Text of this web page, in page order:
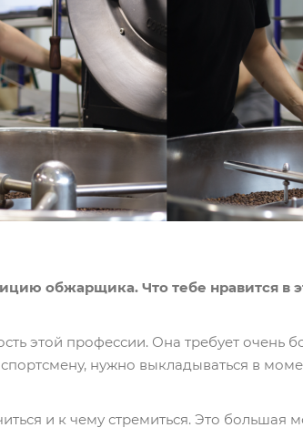
обжарщика. Что тебе нравится в
этой профессии. Она требует
нужно выкладываться в
и к чему стремиться. Это большая